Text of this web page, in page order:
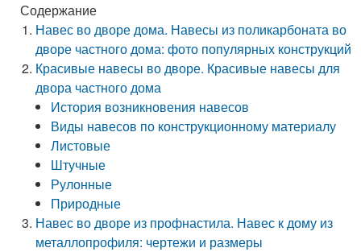
Содержание
Навес во дворе дома. Навесы из поликарбоната во
дворе частного дома: фото популярных конструкций
Красивые навесы во дворе. Красивые навесы для
двора частного дома
История возникновения навесов
Виды навесов по конструкционному материалу
Листовые
Штучные
Рулонные
Природные
Навес во дворе из профнастила. Навес к дому из
металлопрофиля: чертежи и размеры